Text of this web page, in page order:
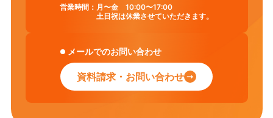
営業時間： 月〜金 10:00〜17:00
土日祝は休業させていただきます。
メールでのお問い合わせ
資料請求・お問い合わせ